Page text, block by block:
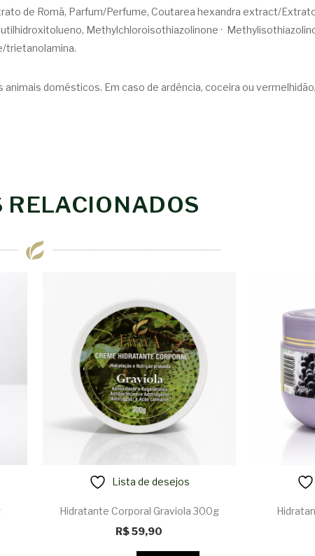
de Romã, Parfum/Perfume, Coutarea hexandra extract/
Methylchloroisothiazolinone ·
trietanolamina.
domésticos. Em caso de ardência, coceira ou
RELACIONADOS
Lista de desejos
Hidratante Corporal Graviola 300g
R$59,90